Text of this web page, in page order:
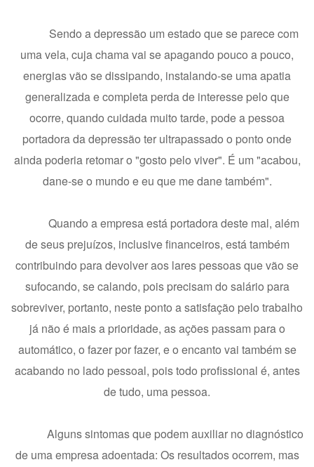
Sendo a depressão um estado que se parece com
uma vela, cuja chama vai se apagando pouco a pouco,
energias vão se dissipando, instalando-se uma apatia
generalizada e completa perda de interesse pelo que
ocorre, quando cuidada muito tarde, pode a pessoa
portadora da depressão ter ultrapassado o ponto onde
ainda poderia retomar o "gosto pelo viver". É um "acabou,
dane-se o mundo e eu que me dane também".
Quando a empresa está portadora deste mal, além
de seus prejuízos, inclusive financeiros, está também
contribuindo para devolver aos lares pessoas que vão se
sufocando, se calando, pois precisam do salário para
sobreviver, portanto, neste ponto a satisfação pelo trabalho
já não é mais a prioridade, as ações passam para o
automático, o fazer por fazer, e o encanto vai também se
acabando no lado pessoal, pois todo profissional é, antes
de tudo, uma pessoa.
Alguns sintomas que podem auxiliar no diagnóstico
de uma empresa adoentada: Os resultados ocorrem, mas